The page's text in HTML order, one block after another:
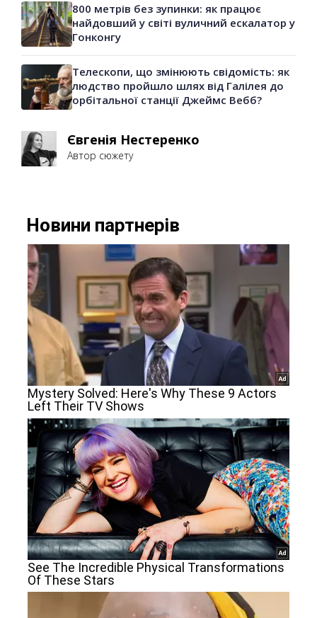
800 метрів без зупинки: як працює
найдовший у світі вуличний ескалатор у
Гонконгу
Телескопи, що змінюють свідомість: як
людство пройшло шлях від Галілея до
орбітальної станції Джеймс Вебб?
Євгенія Нестеренко
Автор сюжету